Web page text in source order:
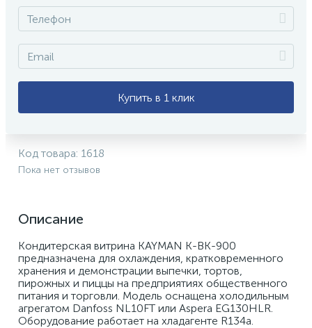
Купить в 1 клик
Код товара: 1618
Пока нет отзывов
Описание
Кондитерская витрина KAYMAN K-ВК-900
предназначена для охлаждения, кратковременного
хранения и демонстрации выпечки, тортов,
пирожных и пиццы на предприятиях общественного
питания и торговли. Модель оснащена холодильным
агрегатом Danfoss NL10FT или Aspera EG130HLR.
Оборудование работает на хладагенте R134a.